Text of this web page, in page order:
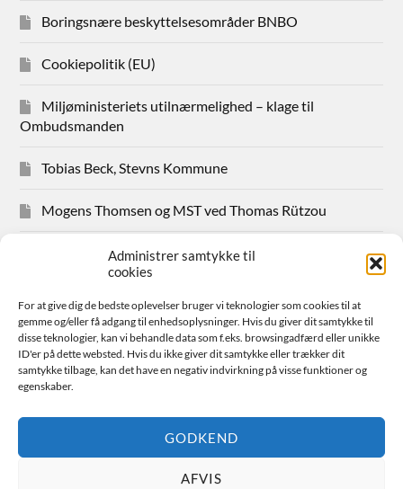
Administrer samtykke til
cookies
For at give dig de bedste oplevelser bruger vi teknologier som cookies til at
gemme og/eller få adgang til enhedsoplysninger. Hvis du giver dit samtykke til
disse teknologier, kan vi behandle data som f.eks. browsingadfærd eller unikke
ID'er på dette websted. Hvis du ikke giver dit samtykke eller trækker dit
samtykke tilbage, kan det have en negativ indvirkning på visse funktioner og
egenskaber.
GODKEND
AFVIS
Boringsnære beskyttelsesområder BNBO
Cookiepolitik (EU)
Miljøministeriets utilnærmelighed – klage til
Ombudsmanden
Tobias Beck, Stevns Kommune
Mogens Thomsen og MST ved Thomas Rützou
Avisudklip 2024
Sager for medlemmer
Bestyrelsen
Avisudklip 2026